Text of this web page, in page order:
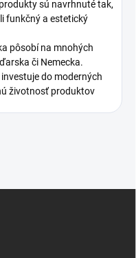
sú navrhnuté tak,
funkčný a estetický
pôsobí na mnohých
či Nemecka.
do moderných
životnosť produktov